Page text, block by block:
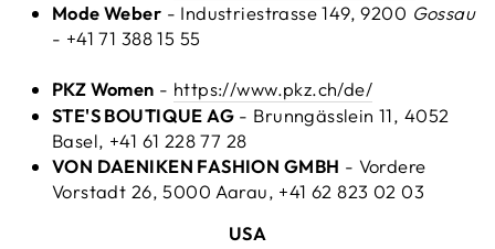
Mode Weber - Industriestrasse 149, 9200 Gossau
- +41 71 388 15 55
PKZ Women - https://www.pkz.ch/de/
STE'S BOUTIQUE AG - Brunngässlein 11, 4052
Basel, +41 61 228 77 28
VON DAENIKEN FASHION GMBH - Vordere
Vorstadt 26, 5000 Aarau, +41 62 823 02 03
USA